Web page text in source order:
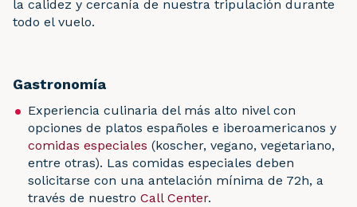
la calidez y cercanía de nuestra tripulación durante
todo el vuelo.
Gastronomía
Experiencia culinaria del más alto nivel con
opciones de platos españoles e iberoamericanos y
comidas especiales (koscher, vegano, vegetariano,
entre otras).​ Las comidas especiales deben
solicitarse con una antelación mínima de 72h, a
través de nuestroCall Center.